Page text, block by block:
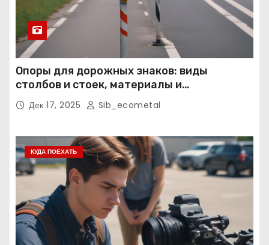
Опоры для дорожных знаков: виды
столбов и стоек, материалы и
нормативные требования
Дек 17, 2025 Sib_ecometal
КУДА ПОЕХАТЬ